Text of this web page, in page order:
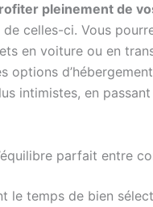
pleinement de
celles-ci. Vous
en voiture ou en
options
intimistes, en
parfait entre
le temps de bien